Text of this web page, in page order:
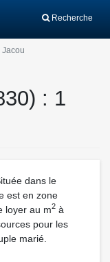
Recherche
Jacou
: 1
dans le
est en zone
loyer au m2à
pour les
marié.